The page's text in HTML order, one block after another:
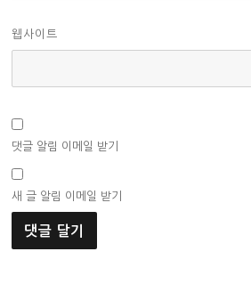
웹사이트
댓글 알림 이메일 받기
새 글 알림 이메일 받기